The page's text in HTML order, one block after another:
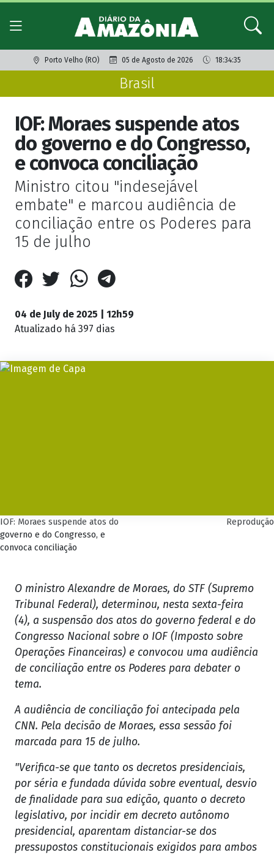
Porto Velho (RO) 05 de Agosto de 2026 18:34:35
Brasil
IOF: Moraes suspende atos
do governo e do Congresso,
e convoca conciliação
Ministro citou "indesejável
embate" e marcou audiência de
conciliação entre os Poderes para
15 de julho
04 de July de 2025 | 12h59
Atualizado há 397 dias
IOF: Moraes suspende atos do
governo e do Congresso, e
convoca conciliação
Reprodução
O ministro Alexandre de Moraes, do STF (Supremo
Tribunal Federal), determinou, nesta sexta-feira
(4), a suspensão dos atos do governo federal e do
Congresso Nacional sobre o IOF (Imposto sobre
Operações Financeiras) e convocou uma audiência
de conciliação entre os Poderes para debater o
tema.
A audiência de conciliação foi antecipada pela
CNN. Pela decisão de Moraes, essa sessão foi
marcada para 15 de julho.
"Verifica-se que tanto os decretos presidenciais,
por séria e fundada dúvida sobre eventual, desvio
de finalidade para sua edição, quanto o decreto
legislativo, por incidir em decreto autônomo
presidencial, aparentam distanciar-se dos
pressupostos constitucionais exigidos para ambos